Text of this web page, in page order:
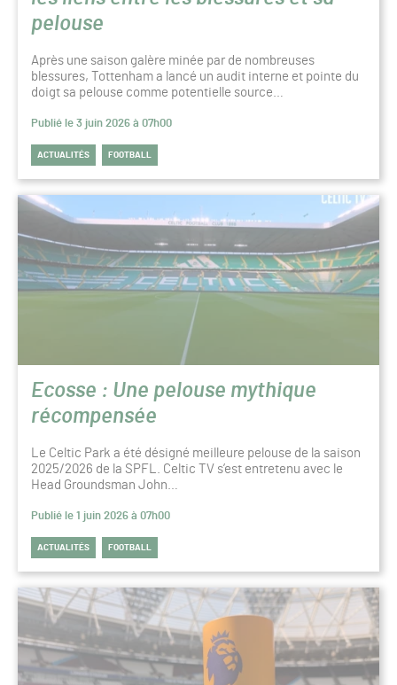
pelouse
Après une saison galère minée par de nombreuses
blessures, Tottenham a lancé un audit interne et pointe du
doigt sa pelouse comme potentielle source…
Publié le 3 juin 2026 à 07h00
ACTUALITÉS FOOTBALL
Ecosse : Une pelouse mythique
récompensée
Le Celtic Park a été désigné meilleure pelouse de la saison
2025/2026 de la SPFL. Celtic TV s’est entretenu avec le
Head Groundsman John…
Publié le 1 juin 2026 à 07h00
ACTUALITÉS FOOTBALL